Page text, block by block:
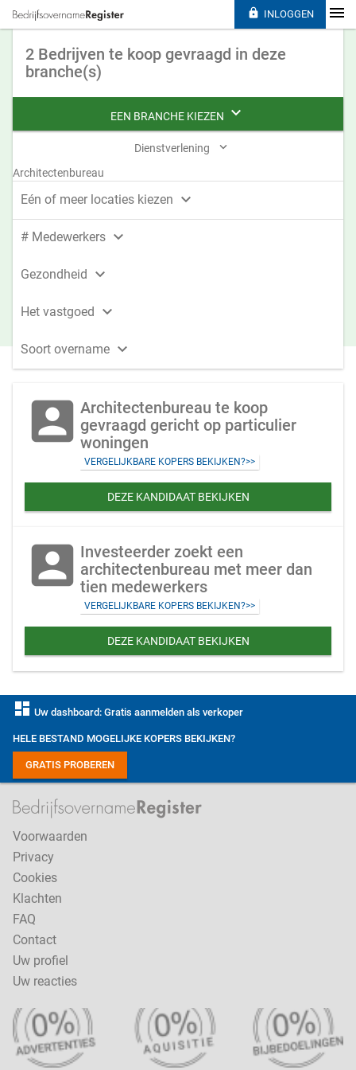
2 Bedrijven te koop gevraagd in deze
branche(s)
EEN BRANCHE KIEZEN 
Dienstverlening 
Architectenbureau
Eén of meer locaties kiezen 
# Medewerkers 
Gezondheid 
Het vastgoed 
Soort overname 
account_box Architectenbureau te koop
gevraagd gericht op particulier
woningen
VERGELIJKBARE KOPERS BEKIJKEN?>>
DEZE KANDIDAAT BEKIJKEN
account_box Investeerder zoekt een
architectenbureau met meer dan
tien medewerkers
VERGELIJKBARE KOPERS BEKIJKEN?>>
DEZE KANDIDAAT BEKIJKEN
 INLOGGEN
dashboard Uw dashboard: Gratis aanmelden als verkoper
HELE BESTAND MOGELIJKE KOPERS BEKIJKEN?
GRATIS PROBEREN
Voorwaarden
Privacy
Cookies
Klachten
FAQ
Contact
Uw profiel
Uw reacties